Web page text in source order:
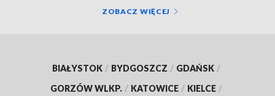
ZOBACZ WIĘCEJ
BIAŁYSTOK / BYDGOSZCZ / GDAŃSK /
GORZÓW WLKP. / KATOWICE / KIELCE /